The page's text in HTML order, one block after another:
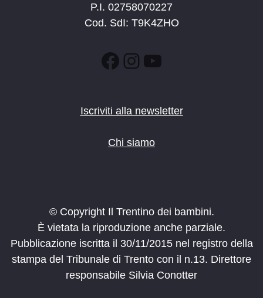
P.I. 02758070227
Cod. SdI: T9K4ZHO
Facebook
Instagram
YouTube
Iscriviti alla newsletter
Chi siamo
© Copyright Il Trentino dei bambini.
È vietata la riproduzione anche parziale.
Pubblicazione iscritta il 30/11/2015 nel registro della
stampa del Tribunale di Trento con il n.13. Direttore
responsabile Silvia Conotter